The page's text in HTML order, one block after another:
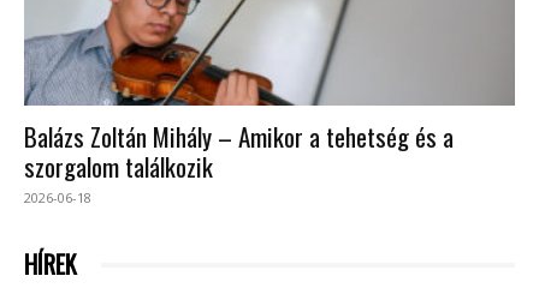
Balázs Zoltán Mihály – Amikor a tehetség és a
szorgalom találkozik
2026-06-18
HÍREK